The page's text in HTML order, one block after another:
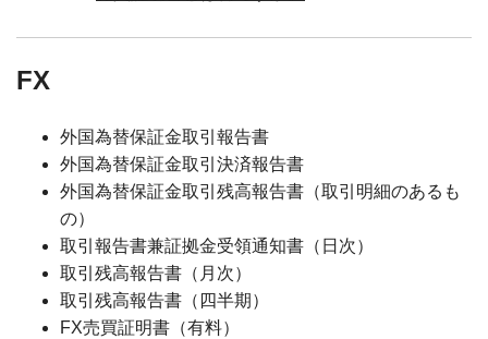
FX
外国為替保証金取引報告書
外国為替保証金取引決済報告書
外国為替保証金取引残高報告書（取引明細のあるも
の）
取引報告書兼証拠金受領通知書（日次）
取引残高報告書（月次）
取引残高報告書（四半期）
FX売買証明書（有料）